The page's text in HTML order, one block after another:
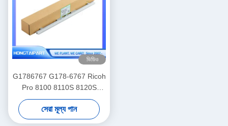
ভিডিও
G1786767 G178-6767 Ricoh
Pro 8100 8110S 8120S
C651EX C7100 C7110
C7200 C7210 C900 C720 H
এর জন্য ট্রান্সফার রোলার লেপ বার
সেরা মূল্য পান